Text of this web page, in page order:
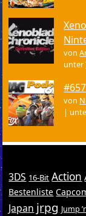
von
unter
von
|
3DS 16-Bit Action
Bestenliste
Japan jrpg Jump